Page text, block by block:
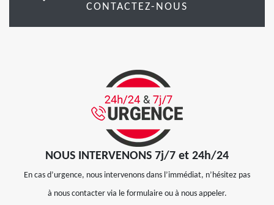
CONTACTEZ-NOUS
NOUS INTERVENONS 7j/7 et 24h/24
En cas d’urgence, nous intervenons dans l’immédiat, n’hésitez pas
à nous contacter via le formulaire ou à nous appeler.